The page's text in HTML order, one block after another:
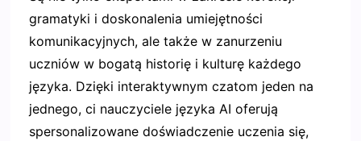
gramatyki i doskonalenia umiejętności
komunikacyjnych, ale także w zanurzeniu
uczniów w bogatą historię i kulturę każdego
języka. Dzięki interaktywnym czatom jeden na
jednego, ci nauczyciele języka AI oferują
spersonalizowane doświadczenie uczenia się,